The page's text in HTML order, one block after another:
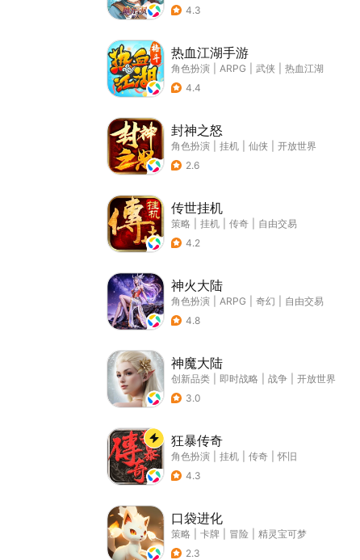
4.3
热血江湖手游
角色扮演 ARPG 武侠
热血江湖
4.4
封神之怒
角色扮演 挂机 仙侠
开放世界
2.6
传世挂机
策略 挂机 传奇
自由交易
4.2
神火大陆
角色扮演 ARPG 奇幻
自由交易
4.8
神魔大陆
创新品类 即时战略 战争
开放世界
3.0
狂暴传奇
角色扮演 挂机 传奇
怀旧
4.3
口袋进化
策略 卡牌 冒险
精灵宝可梦
2.3